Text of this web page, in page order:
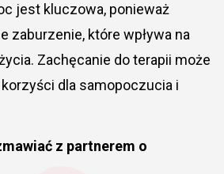
jest kluczowa, ponieważ
zaburzenie, które wpływa na
Zachęcanie do terapii może
dla samopoczucia i
z partnerem o